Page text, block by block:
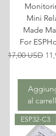
Mini
Made
For
Prezzo
17,00 USD
al
ESP32-C3